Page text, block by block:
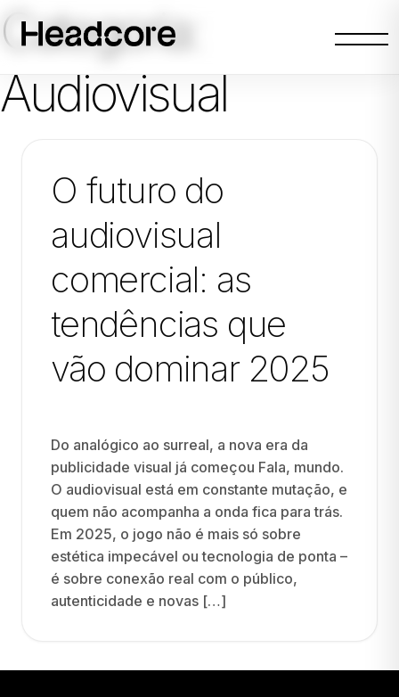
Abrir
Categoria:
Audiovisual
O futuro do
audiovisual
comercial: as
tendências que
vão dominar 2025
Do analógico ao surreal, a nova era da
publicidade visual já começou Fala, mundo.
O audiovisual está em constante mutação, e
quem não acompanha a onda fica para trás.
Em 2025, o jogo não é mais só sobre
estética impecável ou tecnologia de ponta –
é sobre conexão real com o público,
autenticidade e novas […]